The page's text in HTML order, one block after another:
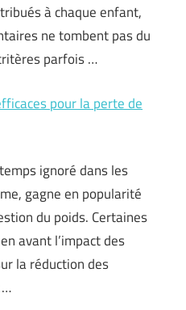
à chaque enfant,
ne tombent pas du
parfois …
pour la perte de
ignoré dans les
gagne en popularité
du poids. Certaines
avant l’impact des
la réduction des
…